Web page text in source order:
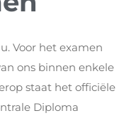
Voor het examen
ons binnen enkele
staat het officiële
Diploma